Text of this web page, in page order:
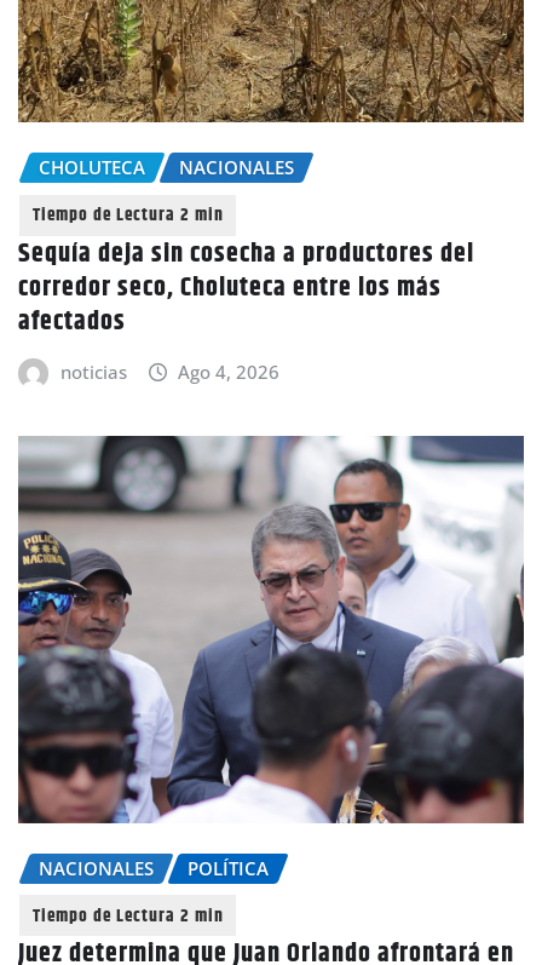
CHOLUTECA NACIONALES
Sequía deja sin cosecha a productores del
corredor seco, Choluteca entre los más
afectados
noticias Ago 4, 2026
NACIONALES POLÍTICA
Juez determina que Juan Orlando afrontará en